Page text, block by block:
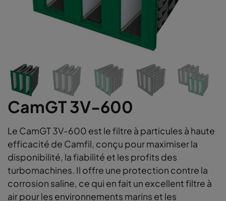
CamGT 3V-600
Le CamGT 3V-600 est le filtre à particules à haute
efficacité de Camfil, conçu pour maximiser la
disponibilité, la fiabilité et les profits des
turbomachines. Il offre une protection contre la
corrosion saline, ce qui en fait un excellent filtre à
air pour les environnements marins et les